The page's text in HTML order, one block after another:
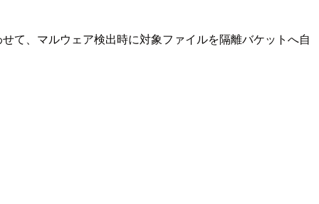
て、マルウェア検出時に対象ファイルを隔離バケットへ自